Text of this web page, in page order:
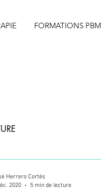
FORMATIONS PBM
Herrero Cortés
2020
5 min de lecture